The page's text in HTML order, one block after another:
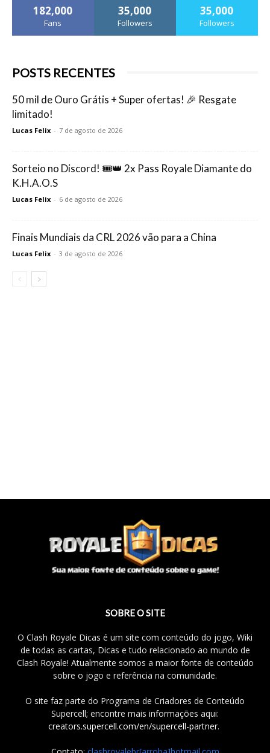
182,000
Fans
35,000
Followers
35,000
Followers
POSTS RECENTES
50 mil de Ouro Grátis + Super ofertas! 🎉 Resgate
limitado!
Lucas Felix - 7 de agosto de 2026
Sorteio no Discord! 🎟️👑 2x Pass Royale Diamante do
K.H.A.O.S
Lucas Felix - 6 de agosto de 2026
Finais Mundiais da CRL 2026 vão para a China
Lucas Felix - 3 de agosto de 2026
SOBRE O SITE
O Clash Royale Dicas é um site com conteúdo do jogo, Wiki
de todas as cartas, Dicas e tudo relacionado ao mundo de
Clash Royale! Atualmente somos a maior fonte de conteúdo
sobre o jogo e referência na comunidade.
O site faz parte do Programa de Criadores de Conteúdo
Supercell; encontre mais informações aqui:
creators.supercell.com/en/supercell-partner.